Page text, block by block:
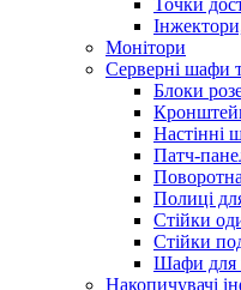
Точки
Монітори
Серверні шафи
Блоки
Настінні
Патч-
Полиці
Стійки
Стійки
Шафи для
Накопичувачі